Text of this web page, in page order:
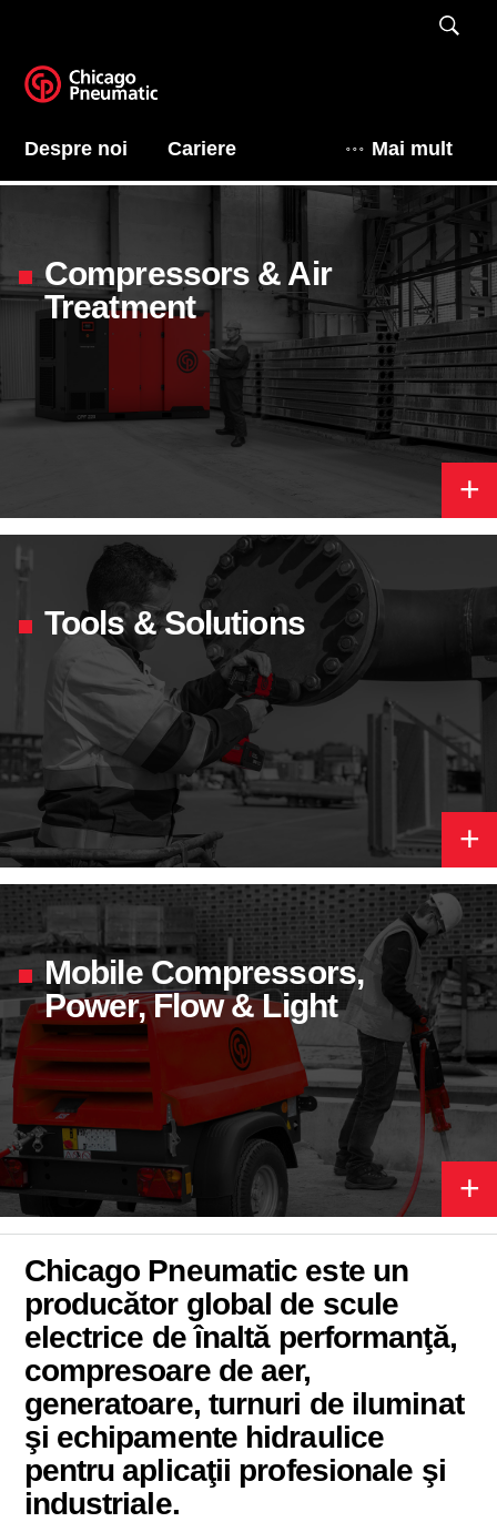
Mai mult
Despre noi Cariere
Compressors & Air
Treatment
+
Tools & Solutions
+
Mobile Compressors,
Power, Flow & Light
+
Chicago Pneumatic este un
producător global de scule
electrice de înaltă performanţă,
compresoare de aer,
generatoare, turnuri de iluminat
şi echipamente hidraulice
pentru aplicaţii profesionale şi
industriale.